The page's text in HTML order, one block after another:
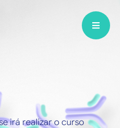
irá realizar o curso